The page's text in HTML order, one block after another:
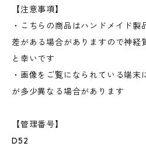
【注意事項】
・こちらの商品はハンドメイド
差がある場合がありますので神経
と幸いです
・画像をご覧になられている端
が多少異なる場合があります
【管理番号】
D52